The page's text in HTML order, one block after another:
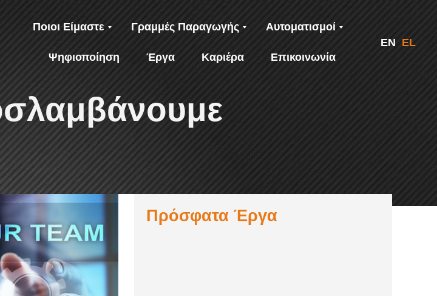
Ποιοι Είμαστε Γραμμές Παραγωγής Αυτοματισμοί
Ψηφιοποίηση Έργα Καριέρα Επικοινωνία
EN EL
Πρόσφατα Έργα